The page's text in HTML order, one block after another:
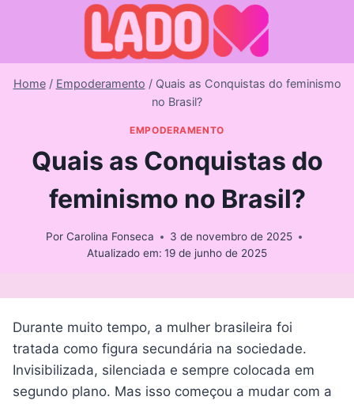
Home / Empoderamento / Quais as Conquistas do feminismo
no Brasil?
EMPODERAMENTO
Quais as Conquistas do
feminismo no Brasil?
Por Carolina Fonseca
3 de novembro de 2025
Atualizado em: 19 de junho de 2025
Durante muito tempo, a mulher brasileira foi
tratada como figura secundária na sociedade.
Invisibilizada, silenciada e sempre colocada em
segundo plano. Mas isso começou a mudar com a